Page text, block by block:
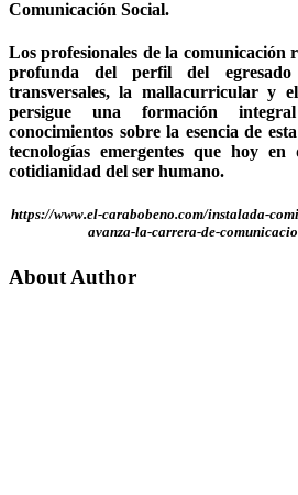
Comunicación Social.
Los profesionales de la comunicación
profunda del perfil del
transversales, la mallacurricular y
persigue una formación
conocimientos sobre la esencia de
tecnologías emergentes que hoy
cotidianidad del ser humano.
https://www.el-carabobeno.com/instalada-
avanza-la-carrera-de-
About Author